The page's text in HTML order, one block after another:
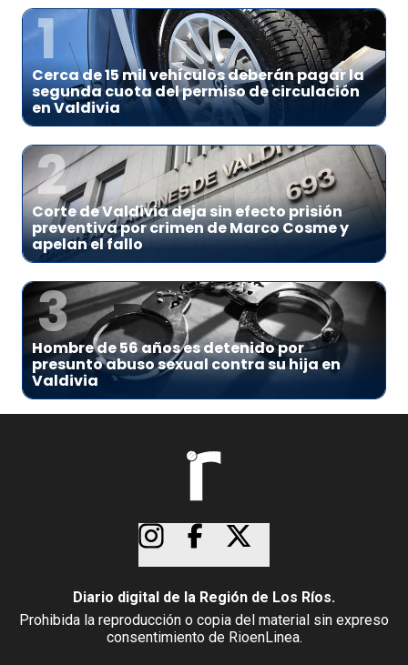
1
Cerca de 15 mil vehículos deberán pagar la
segunda cuota del permiso de circulación
en Valdivia
2
Corte de Valdivia deja sin efecto prisión
preventiva por crimen de Marco Cosme y
apelan el fallo
3
Hombre de 56 años es detenido por
presunto abuso sexual contra su hija en
Valdivia
Diario digital de la Región de Los Ríos.
Prohibida la reproducción o copia del material sin expreso
consentimiento de RioenLinea.